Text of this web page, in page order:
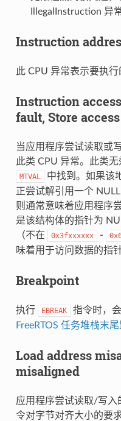
IllegalInstruction 异常
Instruction
此 CPU 异常表示要执
Instruction
fault, Store
当应用程序尝试读取或
此类 CPU 异常。此类
MTVAL
中找到。如果该
正尝试解引用一个
则通常意味着应用程序
是该结构体的指针为
（不在
0x3fxxxxxx -
味着用于访问数据的指
Breakpoint
执行 EBREAK
指令时，
FreeRTOS 任务堆栈末
Load address
misaligned
应用程序尝试读取/写
令对字节对齐大小的要